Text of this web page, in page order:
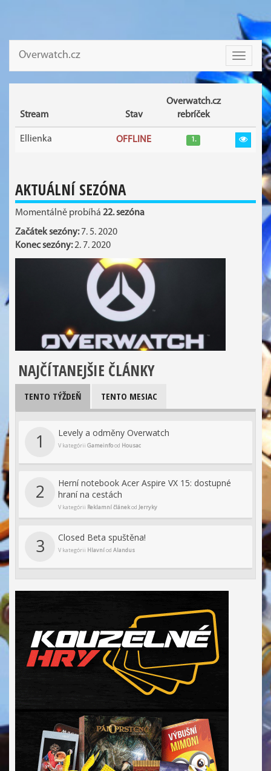
Toggle
Overwatch.cz
Stream Stav
Overwatch.cz
rebríček
Ellienka OFFLINE 1.
AKTUÁLNÍ SEZÓNA
Momentálně probíhá 22. sezóna
Začátek sezóny:7. 5. 2020
Konec sezóny:2. 7. 2020
NAJČÍTANEJŠIE ČLÁNKY
TENTO TÝŽDEŇ TENTO MESIAC
1 Levely a odměny Overwatch
V kategórii Gameinfood Housac
2
Herní notebook Acer Aspire VX 15: dostupné
hraní na cestách
V kategórii Reklamní článekod Jerryky
3 Closed Beta spuštěna!
V kategórii Hlavníod Alandus